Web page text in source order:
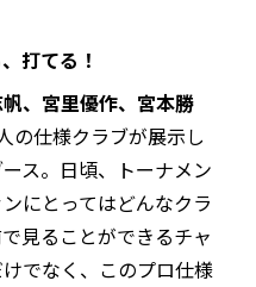
打てる！
、宮里優作、宮本勝
の仕様クラブが展示し
ス。日頃、トーナメン
にとってはどんなクラ
見ることができるチャ
でなく、このプロ仕様